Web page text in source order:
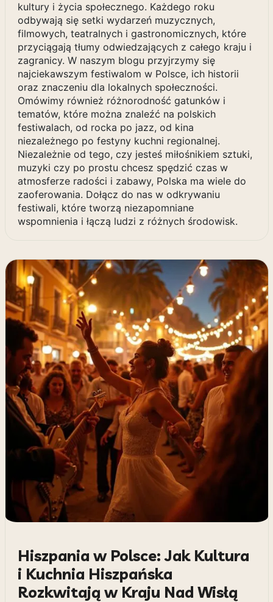
kultury i życia społecznego. Każdego roku
odbywają się setki wydarzeń muzycznych,
filmowych, teatralnych i gastronomicznych, które
przyciągają tłumy odwiedzających z całego kraju i
zagranicy. W naszym blogu przyjrzymy się
najciekawszym festiwalom w Polsce, ich historii
oraz znaczeniu dla lokalnych społeczności.
Omówimy również różnorodność gatunków i
tematów, które można znaleźć na polskich
festiwalach, od rocka po jazz, od kina
niezależnego po festyny kuchni regionalnej.
Niezależnie od tego, czy jesteś miłośnikiem sztuki,
muzyki czy po prostu chcesz spędzić czas w
atmosferze radości i zabawy, Polska ma wiele do
zaoferowania. Dołącz do nas w odkrywaniu
festiwali, które tworzą niezapomniane
wspomnienia i łączą ludzi z różnych środowisk.
Hiszpania w Polsce: Jak Kultura
i Kuchnia Hiszpańska
Rozkwitają w Kraju Nad Wisłą